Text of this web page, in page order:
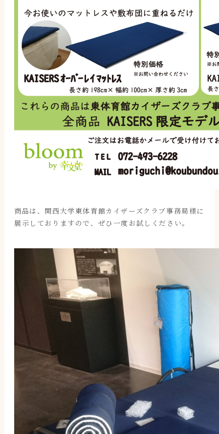
商品は、関西大学東体育館カイザーズクラブ事務局様に
展示しておりますので、ぜひ一度お試しください。